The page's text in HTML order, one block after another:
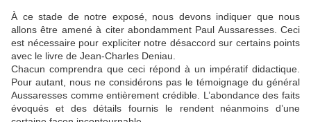
À ce stade de notre exposé, nous devons indiquer que nous
allons être amené à citer abondamment Paul Aussaresses. Ceci
est nécessaire pour expliciter notre désaccord sur certains points
avec le livre de Jean-Charles Deniau.
Chacun comprendra que ceci répond à un impératif didactique.
Pour autant, nous ne considérons pas le témoignage du général
Aussaresses comme entièrement crédible. L’abondance des faits
évoqués et des détails fournis le rendent néanmoins d’une